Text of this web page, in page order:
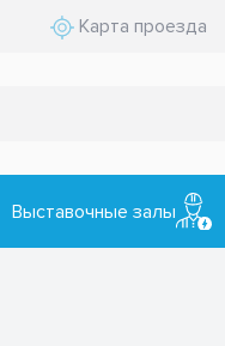
Карта проезда
Выставочные залы